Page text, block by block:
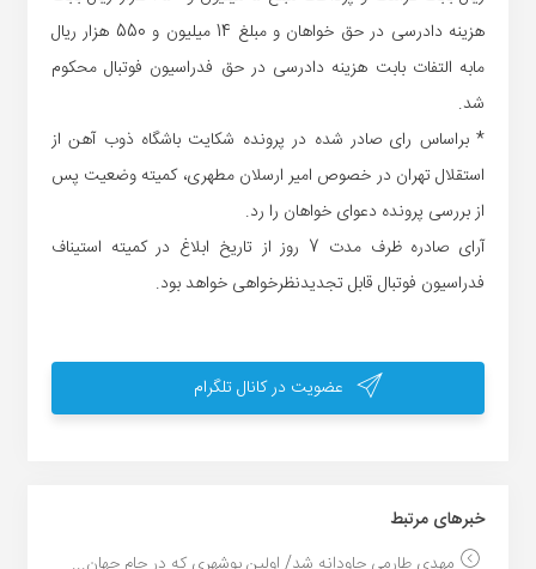
هزینه دادرسی در حق خواهان و مبلغ 14 میلیون و 550 هزار ریال
مابه التفات بابت هزینه دادرسی در حق فدراسیون فوتبال محکوم
شد.
* براساس رای صادر شده در پرونده شکایت باشگاه ذوب آهن از
استقلال تهران در خصوص امیر ارسلان مطهری، کمیته وضعیت پس
از بررسی پرونده دعوای خواهان را رد.
آرای صادره ظرف مدت 7 روز از تاریخ ابلاغ در کمیته استیناف
فدراسیون فوتبال قابل تجدیدنظرخواهی خواهد بود.
عضویت در کانال تلگرام
خبر‌های مرتبط